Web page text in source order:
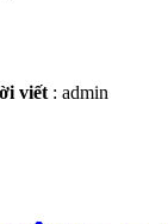
viết: admin